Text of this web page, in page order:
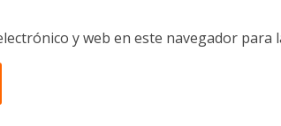
y web en este navegador para